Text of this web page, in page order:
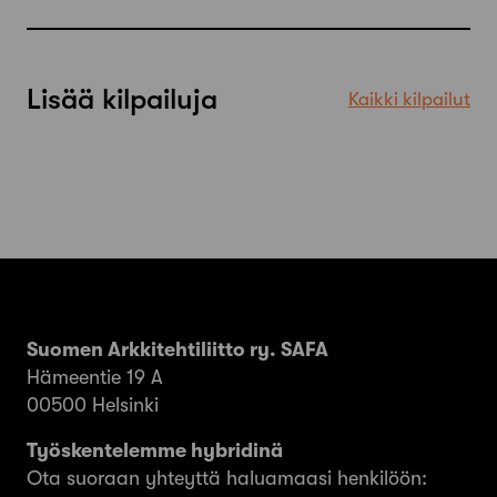
Lisää kilpailuja Kaikki kilpailut
Suomen Arkkitehtiliitto ry. SAFA
Hämeentie 19 A
00500 Helsinki
Työskentelemme hybridinä
Ota suoraan yhteyttä haluamaasi henkilöön: